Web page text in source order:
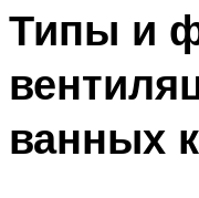
Типы и
ванных